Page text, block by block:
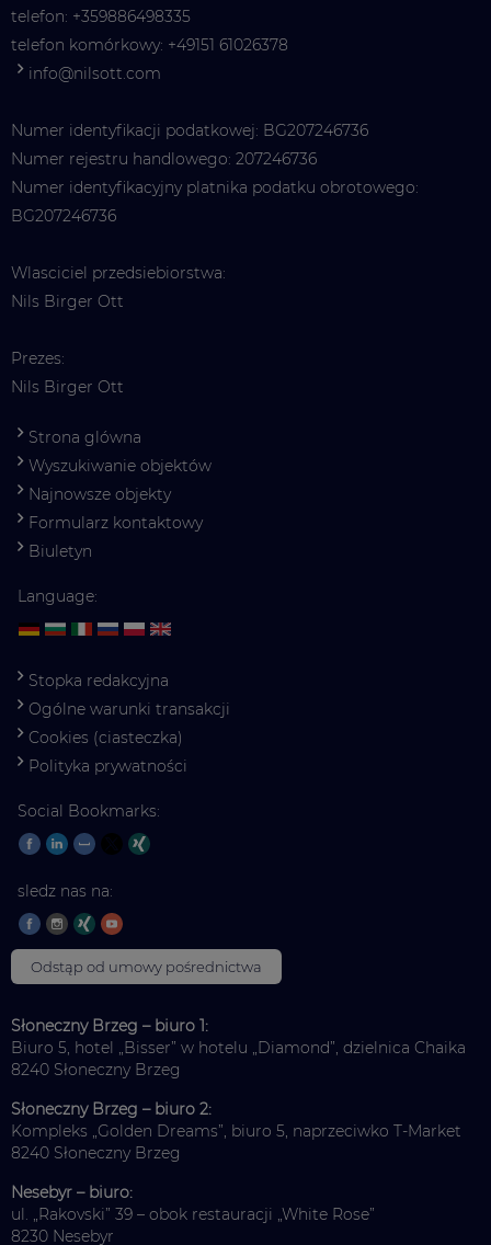
telefon: +359886498335
telefon komórkowy: +49151 61026378
info@nilsott.com
Numer identyfikacji podatkowej: BG207246736
Numer rejestru handlowego: 207246736
Numer identyfikacyjny platnika podatku obrotowego:
BG207246736
Wlasciciel przedsiebiorstwa:
Nils Birger Ott
Prezes:
Nils Birger Ott
Strona glówna
Wyszukiwanie objektów
Najnowsze objekty
Formularz kontaktowy
Biuletyn
Language:
Stopka redakcyjna
Ogólne warunki transakcji
Cookies (ciasteczka)
Polityka prywatności
Social Bookmarks:
sledz nas na:
Odstąp od umowy pośrednictwa
Słoneczny Brzeg – biuro 1:
Biuro 5, hotel „Bisser” w hotelu „Diamond”, dzielnica Chaika
8240 Słoneczny Brzeg
Słoneczny Brzeg – biuro 2:
Kompleks „Golden Dreams”, biuro 5, naprzeciwko T-Market
8240 Słoneczny Brzeg
Nesebyr – biuro:
ul. „Rakovski” 39 – obok restauracji „White Rose”
8230 Nesebyr